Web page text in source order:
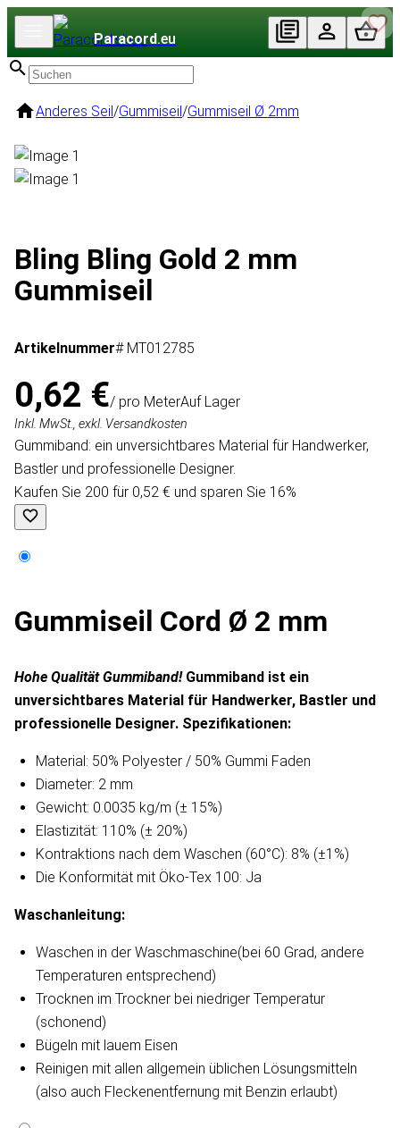
Paracord.eu
Anderes Seil/Gummiseil/Gummiseil Ø 2mm
Bling Bling Gold 2 mm
Gummiseil
Artikelnummer# MT012785
0,62 €/ pro MeterAuf Lager
Inkl. MwSt., exkl. Versandkosten
Gummiband: ein unversichtbares Material für Handwerker,
Bastler und professionelle Designer.
Kaufen Sie 200 für 0,52 € und sparen Sie 16%
Gummiseil Cord Ø 2 mm
Hohe Qualität Gummiband! Gummiband ist ein
unversichtbares Material für Handwerker, Bastler und
professionelle Designer. Spezifikationen:
Material: 50% Polyester / 50% Gummi Faden
Diameter: 2 mm
Gewicht: 0.0035 kg/m (± 15%)
Elastizität: 110% (± 20%)
Kontraktions nach dem Waschen (60°C): 8% (±1%)
Die Konformität mit Öko-Tex 100: Ja
Waschanleitung​:
Waschen in der Waschmaschine(bei 60 Grad, andere
Temperaturen entsprechend)
Trocknen im Trockner bei niedriger Temperatur
(schonend)
Bügeln mit lauem Eisen
Reinigen mit allen allgemein üblichen Lösungsmitteln
(also auch Fleckenentfernung mit Benzin erlaubt)